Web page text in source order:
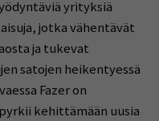
yrityksiä
jotka vähentävät
ja tukevat
satojen heikentyessä
Fazer on
kehittämään uusia